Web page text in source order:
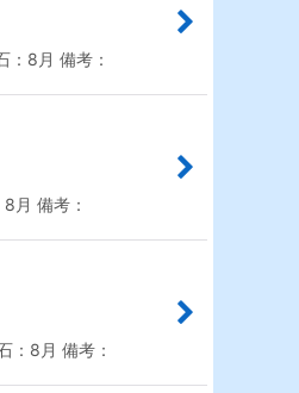
8月 備考：
月 備考：
：8月 備考：